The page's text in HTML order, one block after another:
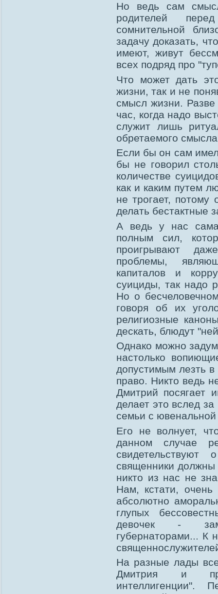
Но ведь сам
родителей
сомнительной
задачу доказать,
имеют, живут
всех подряд про
Что может дать
жизни, так и не
смысл жизни. Разве
час, когда надо
служит лишь
обретаемого
Если бы он сам
бы не говорил
количестве
как и каким путем
не трогает, потому
делать бестактные
А ведь у нас
полным сил,
проигрывают
проблемы,
капиталов и
суициды, так надо
Но о
говоря об их
религиозные
дескать, блюдут
Однако можно
настолько
допустимым лезть
право. Никто ведь
Дмитрий посягает
делает это вслед
семьи с
Его не волнует,
данном случае
священники должны
никто из нас не
Нам, кстати,
абсолютно
глупых
девочек -
губернаторами... К
На разные лады
Дмитрия и
интеллигенции".